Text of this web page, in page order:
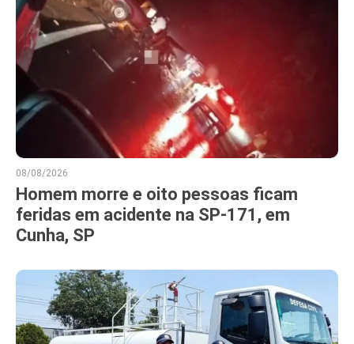
08/08/2026
Homem morre e oito pessoas ficam
feridas em acidente na SP-171, em
Cunha, SP